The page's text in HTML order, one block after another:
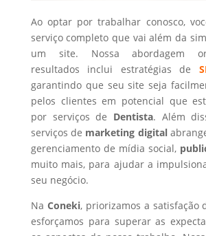
Ao optar por trabalhar conosco,
serviço completo que vai além da
um site. Nossa abordagem
resultados inclui estratégias de
garantindo que seu site seja
pelos clientes em potencial que
por serviços de Dentista. Além
serviços de marketing digital
gerenciamento de mídia social,
muito mais, para ajudar a
seu negócio.
Na Coneki, priorizamos a satisfação
esforçamos para superar as